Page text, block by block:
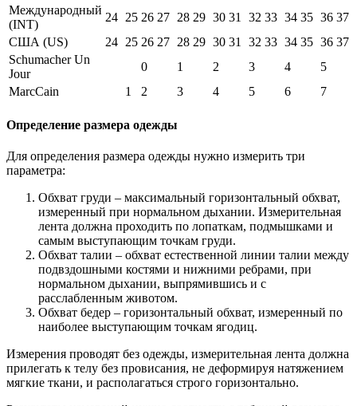
Международный
(INT)
24 25 26 27 28 29 30 31 32 33 34 35 36 37
США (US)
24 25 26 27 28 29 30 31 32 33 34 35 36 37
Schumacher Un
Jour
0 1 2 3 4
5
MarcCain
1 2 3 4 5 6 7
Определение размера одежды
Для определения размера одежды нужно измерить три
параметра:
Обхват груди – максимальный горизонтальный обхват,
измеренный при нормальном дыхании. Измерительная
лента должна проходить по лопаткам, подмышками и
самым выступающим точкам груди.
Обхват талии – обхват естественной линии талии между
подвздошными костями и нижними ребрами, при
нормальном дыхании, выпрямившись и с
расслабленным животом.
Обхват бедер – горизонтальный обхват, измеренный по
наиболее выступающим точкам ягодиц.
Измерения проводят без одежды, измерительная лента должна
прилегать к телу без провисания, не деформируя натяжением
мягкие ткани, и располагаться строго горизонтально.